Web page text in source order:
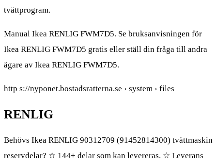
tvättprogram.
Manual Ikea RENLIG FWM7D5. Se bruksanvisningen för
Ikea RENLIG FWM7D5 gratis eller ställ din fråga till andra
ägare av Ikea RENLIG FWM7D5.
http s://nyponet.bostadsratterna.se › system › files
RENLIG
Behövs Ikea RENLIG 90312709 (91452814300) tvättmaskin
reservdelar? ☆ 144+ delar som kan levereras. ☆ Leverans